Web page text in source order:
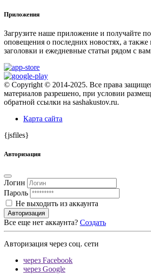
Приложения
Загрузите наше приложение и получайте
оповещения о последних новостях, а также
заголовки и ежедневные статьи рядом с
© Copyright © 2014-2025. Все права
материалов разрешено, при условии
обратной ссылки на sashakustov.ru.
Карта сайта
{jsfiles}
Авторизация
Логин
Пароль
Не выходить из аккаунта
Авторизация
Все еще нет аккаунта? Создать
Авторизация через соц. сети
через Facebook
через Google